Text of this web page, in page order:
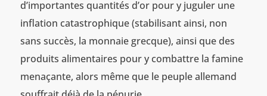
d’importantes quantités d’or pour y juguler une
inflation catastrophique (stabilisant ainsi, non
sans succès, la monnaie grecque), ainsi que des
produits alimentaires pour y combattre la famine
menaçante, alors même que le peuple allemand